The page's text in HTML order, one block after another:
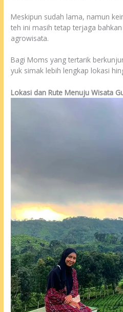
Meskipun sudah lama, namun
teh ini masih tetap terjaga
agrowisata.
Bagi Moms yang tertarik
yuk simak lebih lengkap lokasi
Lokasi dan Rute Menuju Wisata